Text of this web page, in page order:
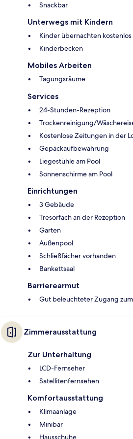
Snackbar
Unterwegs mit Kindern
Kinder übernachten kostenlos
Kinderbecken
Mobiles Arbeiten
Tagungsräume
Services
24-Stunden-Rezeption
Trockenreinigung/
Kostenlose Zeitungen in der
Gepäckaufbewahrung
Liegestühle am Pool
Sonnenschirme am Pool
Einrichtungen
3 Gebäude
Tresorfach an der Rezeption
Garten
Außenpool
Schließfächer vorhanden
Bankettsaal
Barrierearmut
Gut beleuchteter Zugang
Zimmerausstattung
Zur Unterhaltung
LCD-Fernseher
Satellitenfernsehen
Komfortausstattung
Klimaanlage
Minibar
Hausschuhe